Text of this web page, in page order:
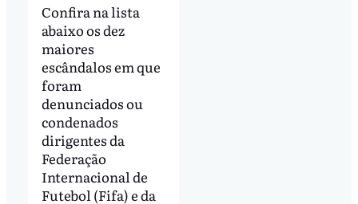
Confira na lista
abaixo os dez
maiores
escândalos em que
foram
denunciados ou
condenados
dirigentes da
Federação
Internacional de
Futebol (Fifa) e da